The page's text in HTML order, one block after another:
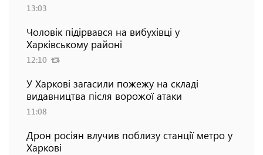
13:03
Чоловік підірвався на вибухівці у
Харківському районі
12:10
У Харкові загасили пожежу на складі
видавництва після ворожої атаки
11:08
Дрон росіян влучив поблизу станції метро у
Харкові